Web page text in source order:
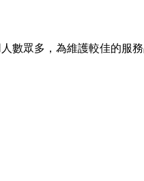
數眾多，為維護較佳的服